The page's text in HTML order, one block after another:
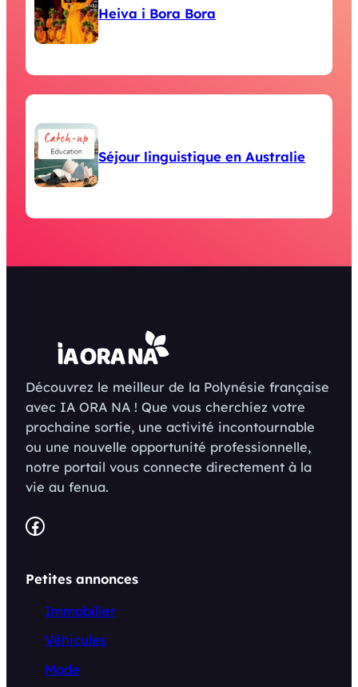
Heiva i Bora Bora
Séjour linguistique en Australie
Découvrez le meilleur de la Polynésie française
avec IA ORA NA ! Que vous cherchiez votre
prochaine sortie, une activité incontournable
ou une nouvelle opportunité professionnelle,
notre portail vous connecte directement à la
vie au fenua.
Facebook
Petites annonces
Immobilier
Véhicules
Mode